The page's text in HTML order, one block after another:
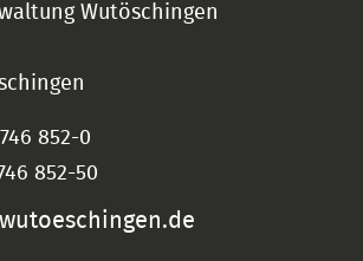
Wutöschingen
852-0
852-50